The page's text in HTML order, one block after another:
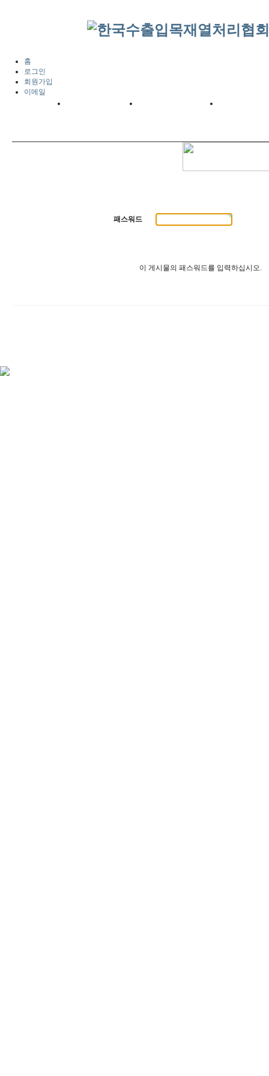
홈
로그인
회원가입
이메일
패스워드
이 게시물의 패스워드를 입력하십시오.